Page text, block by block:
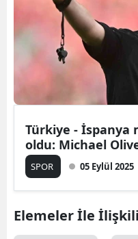
Türkiye - İspanya
oldu: Michael
SPOR 05 Eylül 2025
Elemeler İle